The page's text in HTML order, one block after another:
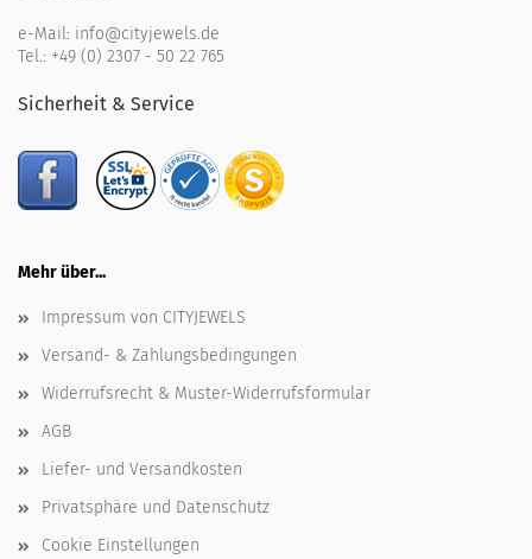
e-Mail: info@cityjewels.de
Tel.: +49 (0) 2307 - 50 22 765
Sicherheit & Service
Mehr über...
Impressum von CITYJEWELS
Versand- & Zahlungsbedingungen
Widerrufsrecht & Muster-Widerrufsformular
AGB
Liefer- und Versandkosten
Privatsphäre und Datenschutz
Cookie Einstellungen